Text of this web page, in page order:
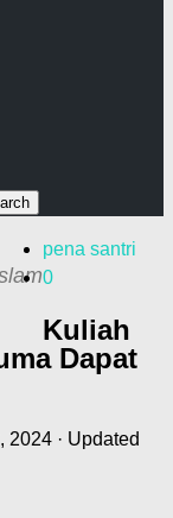
pena santri
0
Kuliah
Dapat
2024 · Updated